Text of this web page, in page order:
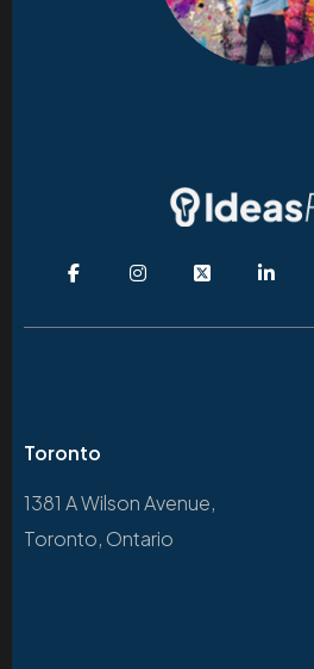
Toronto
1381 A Wilson Avenue,
Toronto, Ontario